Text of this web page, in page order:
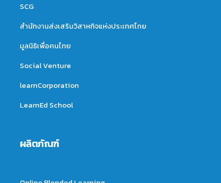
SCG
สำนักงานส่งเสริมวิสาหกิจแห่งประเทศไทย
มูลนิธิเพื่อคนไทย
Social Venture
learnCorporation
LearnEd School
ผลิตภัณฑ์